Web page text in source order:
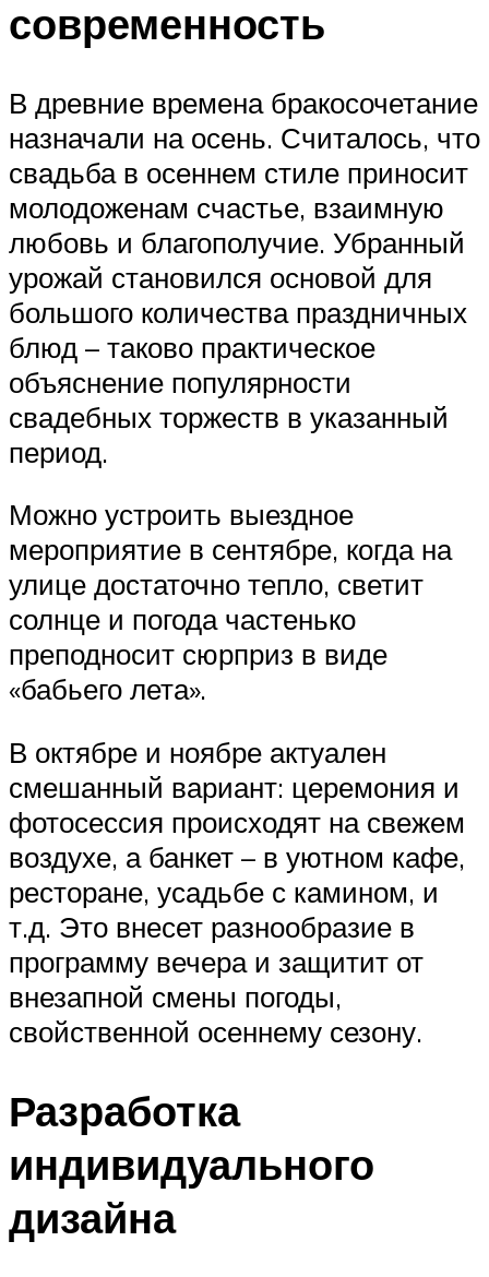
современность
В древние времена бракосочетание
назначали на осень. Считалось, что
свадьба в осеннем стиле приносит
молодоженам счастье, взаимную
любовь и благополучие. Убранный
урожай становился основой для
большого количества праздничных
блюд – таково практическое
объяснение популярности
свадебных торжеств в указанный
период.
Можно устроить выездное
мероприятие в сентябре, когда на
улице достаточно тепло, светит
солнце и погода частенько
преподносит сюрприз в виде
«бабьего лета».
В октябре и ноябре актуален
смешанный вариант: церемония и
фотосессия происходят на свежем
воздухе, а банкет – в уютном кафе,
ресторане, усадьбе с камином, и
т.д. Это внесет разнообразие в
программу вечера и защитит от
внезапной смены погоды,
свойственной осеннему сезону.
Разработка
индивидуального
дизайна